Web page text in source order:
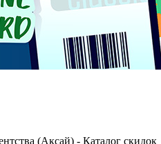
(Аксай) - Каталог скидок